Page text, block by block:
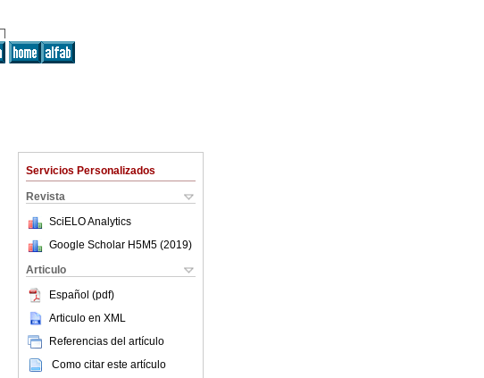
Servicios Personalizados
Revista
SciELO Analytics
Google Scholar H5M5 (2019)
Articulo
Español (pdf)
Articulo en XML
Referencias del artículo
Como citar este artículo